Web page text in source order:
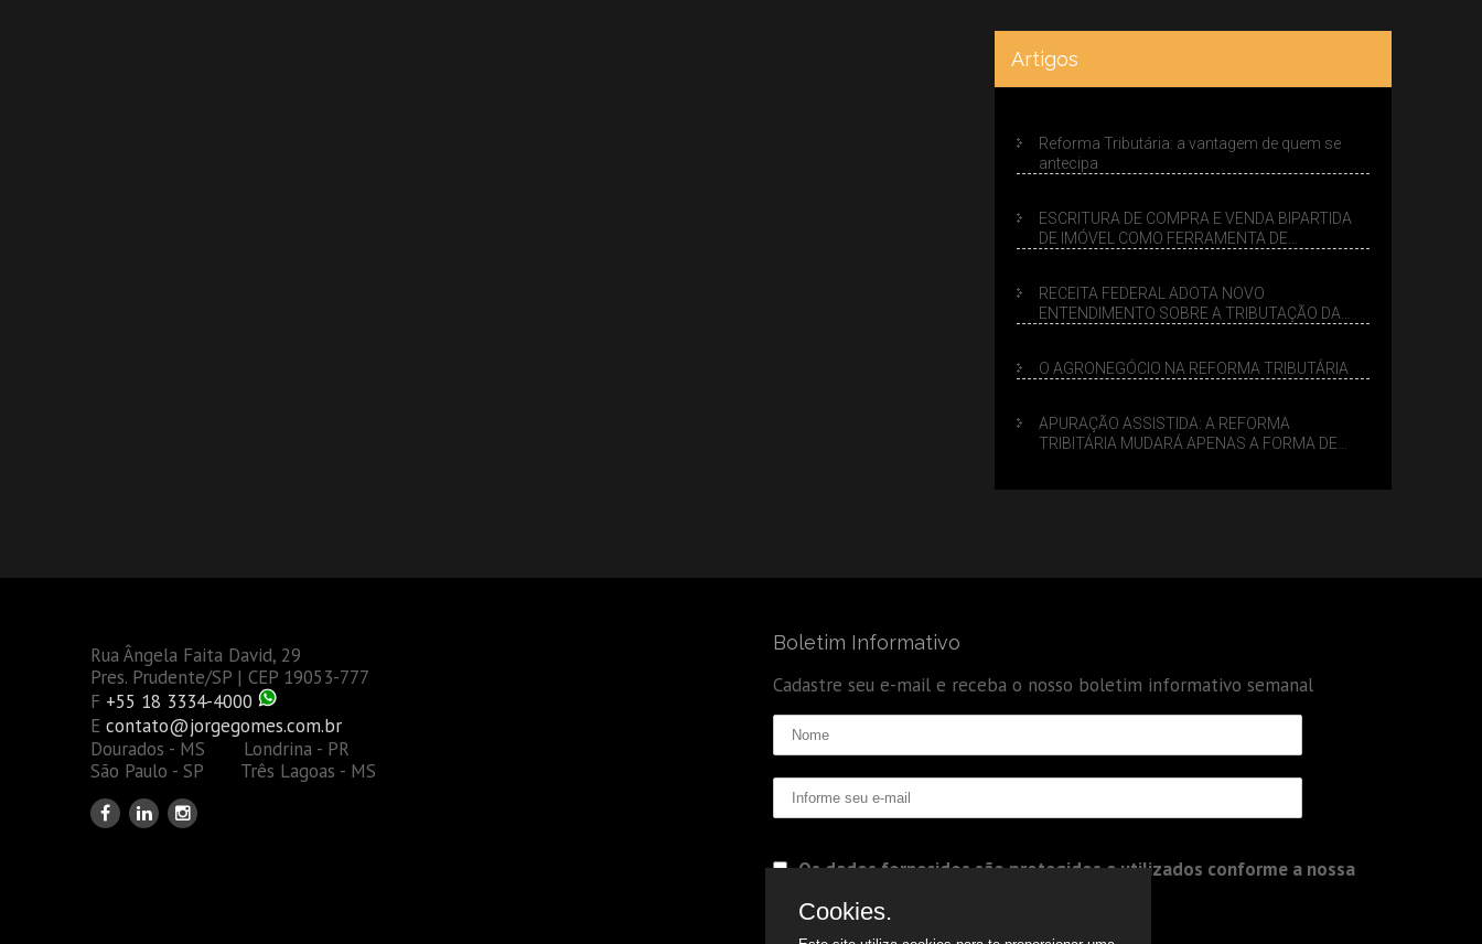
Artigos
Reforma Tributária: a vantagem de quem se
antecipa
ESCRITURA DE COMPRA E VENDA BIPARTIDA
DE IMÓVEL COMO FERRAMENTA DE
RECEITA FEDERAL ADOTA NOVO
ENTENDIMENTO SOBRE A TRIBUTAÇÃO DA
O AGRONEGÓCIO NA REFORMA TRIBUTÁRIA
APURAÇÃO ASSISTIDA: A REFORMA
TRIBITÁRIA MUDARÁ APENAS A FORMA DE
Rua Ângela Faita David, 29
Pres. Prudente/SP | CEP 19053-777
F +55 18 3334-4000
E contato@jorgegomes.com.br
Dourados - MS Londrina - PR
São Paulo - SP Três Lagoas - MS
Boletim Informativo
Cadastre seu e-mail e receba o nosso boletim informativo semanal
Os dados fornecidos são protegidos e utilizados conforme a nossa
Cookies.